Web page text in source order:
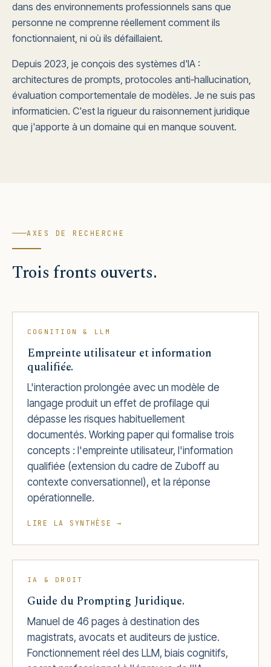
dans des environnements professionnels sans que
personne ne comprenne réellement comment ils
fonctionnaient, ni où ils défaillaient.
Depuis 2023, je conçois des systèmes d'IA :
architectures de prompts, protocoles anti‑hallucination,
évaluation comportementale de modèles. Je ne suis pas
informaticien. C'est la rigueur du raisonnement juridique
que j'apporte à un domaine qui en manque souvent.
AXES DE RECHERCHE
Trois fronts ouverts.
COGNITION & LLM
Empreinte utilisateur et information
qualifiée.
L'interaction prolongée avec un modèle de
langage produit un effet de profilage qui
dépasse les risques habituellement
documentés. Working paper qui formalise trois
concepts : l'empreinte utilisateur, l'information
qualifiée (extension du cadre de Zuboff au
contexte conversationnel), et la réponse
opérationnelle.
LIRE LA SYNTHÈSE →
IA & DROIT
Guide du Prompting Juridique.
Manuel de 46 pages à destination des
magistrats, avocats et auditeurs de justice.
Fonctionnement réel des LLM, biais cognitifs,